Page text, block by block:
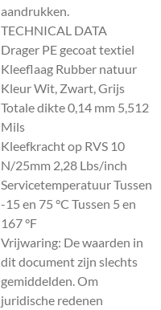
aandrukken.
TECHNICAL DATA
Drager PE gecoat textiel
Kleeflaag Rubber natuur
Kleur Wit, Zwart, Grijs
Totale dikte 0,14 mm 5,512
Mils
Kleefkracht op RVS 10
N/25mm 2,28 Lbs/inch
Servicetemperatuur Tussen
-15 en 75 °C Tussen 5 en
167 °F
Vrijwaring: De waarden in
dit document zijn slechts
gemiddelden. Om
juridische redenen